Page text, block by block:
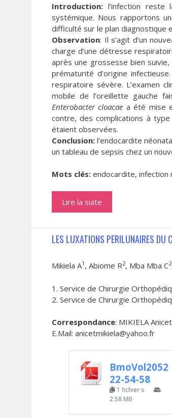
Introduction: l’infection
systémique. Nous rapportons
difficulté sur le plan diagnostique
Observation: Il s’agit d’un
charge d’une détresse
après une grossesse bien
prématurité d’origine
respiratoire sévère. L’examen
mobile de l’oreillette gauche
Enterobacter cloacae a été mise
contre, des complications à
étaient observées.
Conclusion: l’endocardite
un tableau de sepsis chez un
Mots clés: endocardite, infection
Lire la suite
LES LUXATIONS PERILUNAIRES DU
Mikiela A1 , Abiome R2, Mba Mba C2
1. Service de Chirurgie
2. Service de Chirurgie
Correspondance: MIKIELA
E.Mail: anicetmikiela@yahoo.fr
BmoVol2052
22-54-58
1 fichier·s
2.58 MB